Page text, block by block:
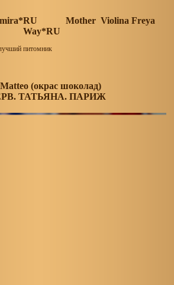
Mother Violina Freya
Way*RU
(окрас шоколад)
ТАТЬЯНА. ПАРИЖ